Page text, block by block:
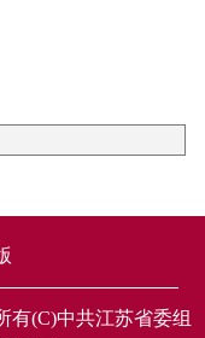
有(C)中共江苏省委组